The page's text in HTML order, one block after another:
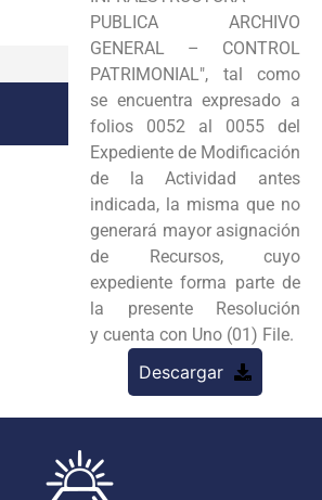
PUBLICA ARCHIVO
GENERAL – CONTROL
PATRIMONIAL", tal como
se encuentra expresado a
folios 0052 al 0055 del
Expediente de Modificación
de la Actividad antes
indicada, la misma que no
generará mayor asignación
de Recursos, cuyo
expediente forma parte de
la presente Resolución
y cuenta con Uno (01) File.
Descargar